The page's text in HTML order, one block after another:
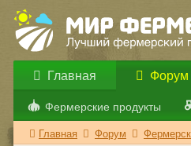
Главная Форум
Фермерские продукты
Главная Форум